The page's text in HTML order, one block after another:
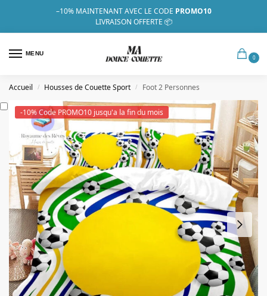
–10% MAINTENANT AVEC LE CODE PROMO10
LIVRAISON OFFERTE 📦
MENU
0
Accueil / Housses de Couette Sport / Foot 2 Personnes
-10% Code PROMO10 jusqu'a la fin du mois